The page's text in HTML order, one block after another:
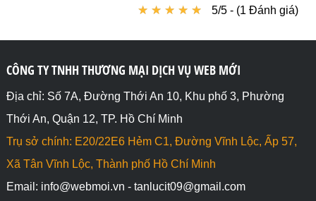
★ ★ ★ ★ ★
★ ★ ★ ★ ★ 5/5 - (1 Đánh giá)
CÔNG TY TNHH THƯƠNG MẠI DỊCH VỤ WEB MỚI
Địa chỉ: Số 7A, Đường Thới An 10, Khu phố 3, Phường
Thới An, Quận 12, TP. Hồ Chí Minh
Trụ sở chính: E20/22E6 Hẻm C1, Đường Vĩnh Lộc, Ấp 57,
Xã Tân Vĩnh Lộc, Thành phố Hồ Chí Minh
Email: info@webmoi.vn - tanlucit09@gmail.com